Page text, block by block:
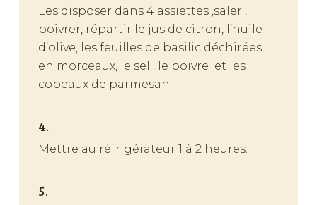
Les disposer dans 4 assiettes ,saler ,
poivrer, répartir le jus de citron, l’huile
d’olive, les feuilles de basilic déchirées
en morceaux, le sel , le poivre et les
copeaux de parmesan.
4.
Mettre au réfrigérateur 1 à 2 heures.
5.